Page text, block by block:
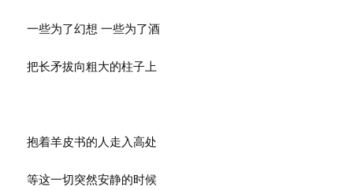
一些为了幻想 一些为了酒
把长矛拔向粗大的柱子上
抱着羊皮书的人走入高处
等这一切突然安静的时候